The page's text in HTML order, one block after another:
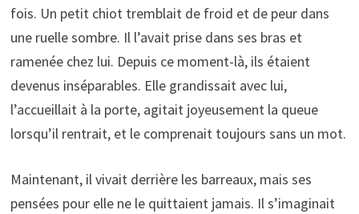
fois. Un petit chiot tremblait de froid et de peur dans
une ruelle sombre. Il l’avait prise dans ses bras et
ramenée chez lui. Depuis ce moment-là, ils étaient
devenus inséparables. Elle grandissait avec lui,
l’accueillait à la porte, agitait joyeusement la queue
lorsqu’il rentrait, et le comprenait toujours sans un mot.
Maintenant, il vivait derrière les barreaux, mais ses
pensées pour elle ne le quittaient jamais. Il s’imaginait